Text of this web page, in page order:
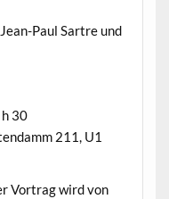
Paul Sartre und
30
211, U1
Vortrag wird von